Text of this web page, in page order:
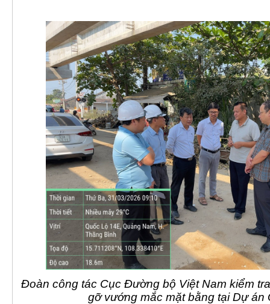
Đoàn công tác Cục Đường bộ Việt Nam kiểm
gỡ vướng mắc mặt bằng tại Dự án